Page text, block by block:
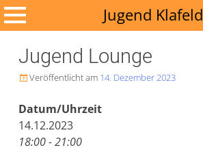
Zum
Inhalt
Jugend Klafeld
Jugend Lounge
Veröffentlicht am 14. Dezember 2023
Datum/Uhrzeit
14.12.2023
18:00 - 21:00